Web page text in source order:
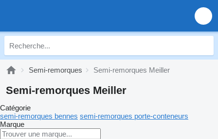
Semi-remorques Semi-remorques Meiller
Semi-remorques Meiller
Catégorie
semi-remorques bennes semi-remorques porte-conteneurs
Marque